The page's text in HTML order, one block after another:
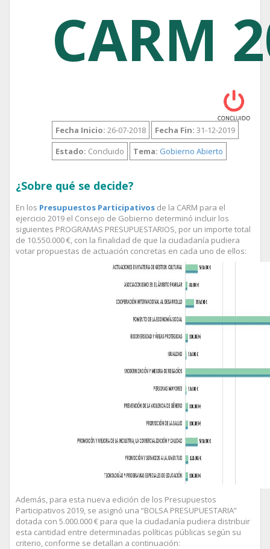
CARM
Fecha Inicio: 26-07-2018 Fecha Fin: 31-12-2019
Estado: Concluido Tema: Gobierno Abierto
¿Sobre qué se decide?
En los Presupuestos Participativos de la CARM para el
ejercicio 2019 el Consejo de Gobierno determinó incluir los
siguientes PROGRAMAS PRESUPUESTARIOS, por un importe total
de 10.550.000 €, con la finalidad de que la ciudadanía pudiera
votar propuestas de actuación concretas en cada uno de ellos:
Además, para esta nueva edición de los Presupuestos
Participativos 2019, se asignó una “BOLSA PRESUPUESTARIA”
dotada con 5.000.000 € para que la ciudadanía pudiera distribuir
esta cantidad entre determinadas políticas públicas según su
criterio, conforme se detallan a continuación: